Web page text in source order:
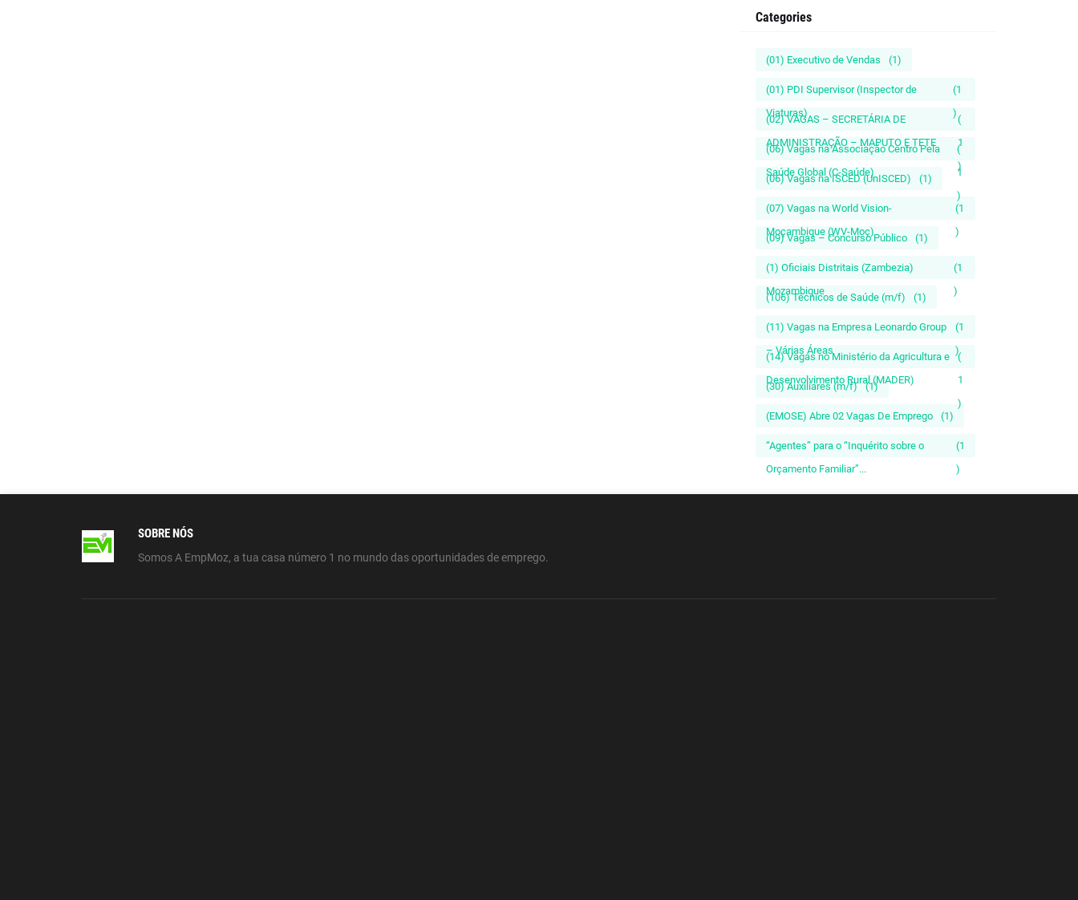
Categories
(01) Executivo de Vendas (1)
(01) PDI Supervisor (Inspector de
Viaturas)
(1
)
(02) VAGAS – SECRETÁRIA DE
ADMINISTRAÇÃO – MAPUTO E TETE
(
1
)
(06) Vagas na Associação Centro Pela
Saúde Global (C-Saúde)
(
1
)
(06) Vagas na ISCED (UnISCED) (1)
(07) Vagas na World Vision-
Moçambique (WV-Moç)
(1
)
(09) Vagas – Concurso Público (1)
(1) Oficiais Distritais (Zambezia)
Mozambique
(1
)
(106) Técnicos de Saúde (m/f) (1)
(11) Vagas na Empresa Leonardo Group
– Várias Áreas
(1
)
(14) Vagas no Ministério da Agricultura e
Desenvolvimento Rural (MADER)
(
1
)
(30) Auxiliares (m/f) (1)
(EMOSE) Abre 02 Vagas De Emprego (1)
“Agentes” para o “Inquérito sobre o
Orçamento Familiar”...
(1
)
SOBRE NÓS
Somos A EmpMoz, a tua casa número 1 no mundo das oportunidades de emprego.